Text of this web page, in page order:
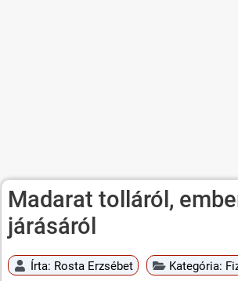
Madarat tolláról,
járásáról
Írta: Rosta Erzsébet Kategória: